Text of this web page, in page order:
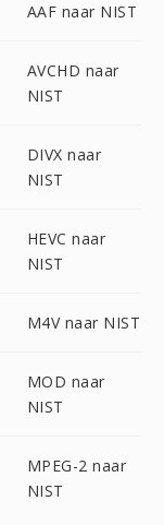
AAF naar NIST
AVCHD naar
NIST
DIVX naar
NIST
HEVC naar
NIST
M4V naar NIST
MOD naar
NIST
MPEG-2 naar
NIST